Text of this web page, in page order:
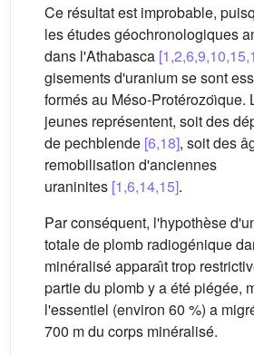
Ce résultat est improbable,
les études géochronologiques
dans l'Athabasca
gisements d'uranium se sont
formés au Méso-Protérozoı̈que.
jeunes représentent, soit des
de pechblende [6,18], soit des
remobilisation d'anciennes
uraninites [1,6,14,15].
Par conséquent, l'hypothèse
totale de plomb radiogénique
minéralisé apparaı̂t trop
partie du plomb y a été piégée,
l'essentiel (environ 60 %) a
700 m du corps minéralisé.